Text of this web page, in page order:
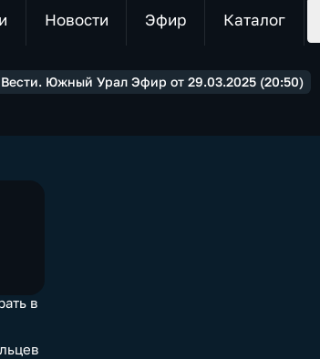
Новости Эфир Каталог
Вести. Южный Урал Эфир от 29.03.2025 (20:50)
в